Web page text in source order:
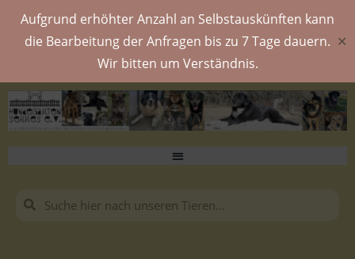
Aufgrund erhöhter Anzahl an Selbstauskünften kann
die Bearbeitung der Anfragen bis zu 7 Tage dauern.
Wir bitten um Verständnis.
✕